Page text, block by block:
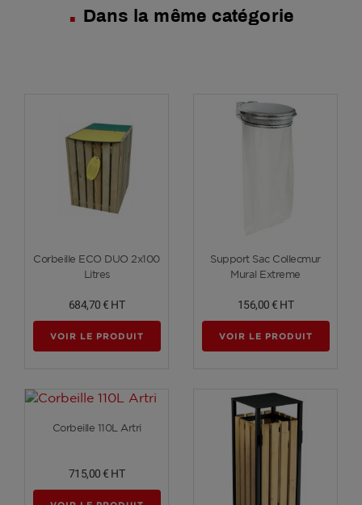
Dans la même catégorie
Voir plus
Corbeille ECO DUO 2x100
Litres
684,70 € HT
VOIR LE PRODUIT
Voir plus
Support Sac Collecmur
Mural Extreme
156,00 € HT
VOIR LE PRODUIT
Voir plus
Corbeille 110L Artri
715,00 € HT